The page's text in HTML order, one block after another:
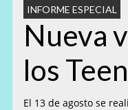
INFORME ESPECIAL
Nueva
los
El 13 de agosto se